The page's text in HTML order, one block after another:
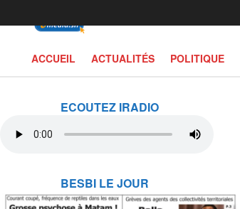
ECOUTEZ IRADIO
BESBI LE JOUR
ACCUEIL ACTUALITÉS POLITIQUE